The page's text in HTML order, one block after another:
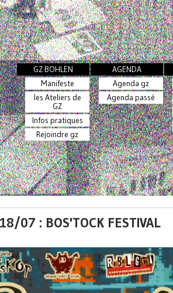
GZ BOHLEN
Manifeste
les Ateliers de
GZ
Infos pratiques
Rejoindre gz
AGENDA
Agenda gz
Agenda passé
07 : BOS'TOCK FESTIVAL